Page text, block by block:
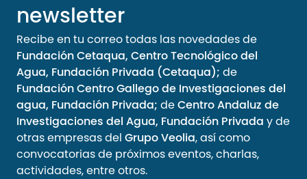
newsletter
Recibe en tu correo todas las novedades de
Fundación Cetaqua, Centro Tecnológico del
Agua, Fundación Privada (Cetaqua); de
Fundación Centro Gallego de Investigaciones del
agua, Fundación Privada; deCentro Andaluz de
Investigaciones del Agua, Fundación Privada y de
otras empresas del Grupo Veolia, así como
convocatorias de próximos eventos, charlas,
actividades, entre otros.